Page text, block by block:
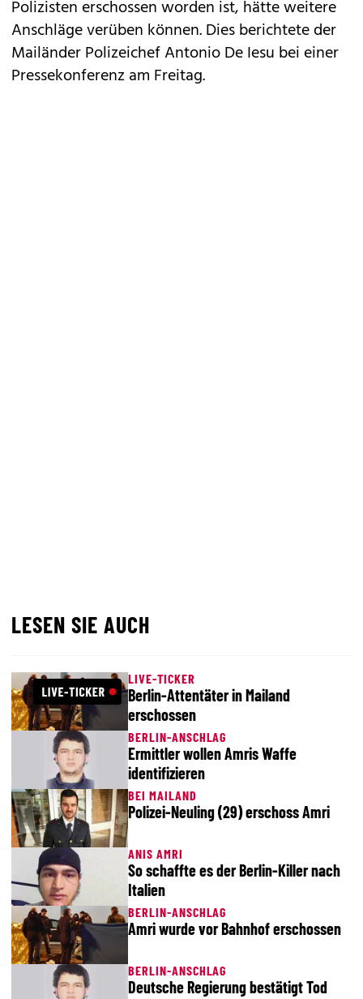
Polizisten erschossen worden ist, hätte weitere
Anschläge verüben können. Dies berichtete der
Mailänder Polizeichef Antonio De Iesu bei einer
Pressekonferenz am Freitag.
LESEN SIE AUCH
LIVE-TICKER
Berlin-Attentäter in Mailand
erschossen
BERLIN-ANSCHLAG
Ermittler wollen Amris Waffe
identifizieren
BEI MAILAND
Polizei-Neuling (29) erschoss Amri
ANIS AMRI
So schaffte es der Berlin-Killer nach
Italien
BERLIN-ANSCHLAG
Amri wurde vor Bahnhof erschossen
BERLIN-ANSCHLAG
Deutsche Regierung bestätigt Tod